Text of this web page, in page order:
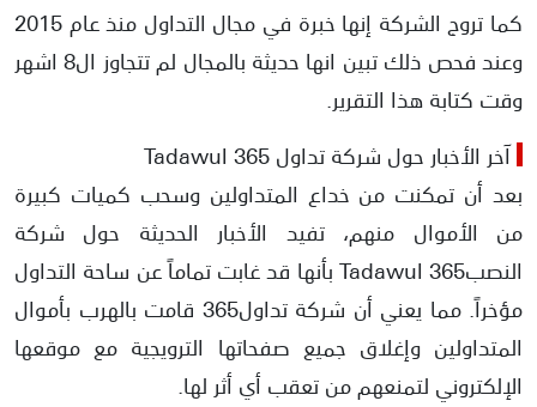
كما تروج الشركة إنها خبرة في مجال التداول منذ عام 2015
وعند فحص ذلك تبين انها حديثة بالمجال لم تتجاوز ال8 اشهر
وقت كتابة هذا التقرير.
آخر الأخبار حول شركة تداول Tadawul 365
بعد أن تمكنت من خداع المتداولين وسحب كميات كبيرة
من الأموال منهم، تفيد الأخبار الحديثة حول شركة
النصبTadawul 365 بأنها قد غابت تماماً عن ساحة التداول
مؤخراً. مما يعني أن شركة تداول365 قامت بالهرب بأموال
المتداولين وإغلاق جميع صفحاتها الترويجية مع موقعها
الإلكتروني لتمنعهم من تعقب أي أثر لها.